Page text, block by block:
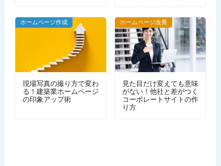
WEBデザイン
ホームページ作成
現場写真の撮り方で変わ
る！建築業ホームページ
の印象アップ術
ホームページ改善
見た目だけ変えても意味
がない！他社と差がつく
コーポレートサイトの作
り方